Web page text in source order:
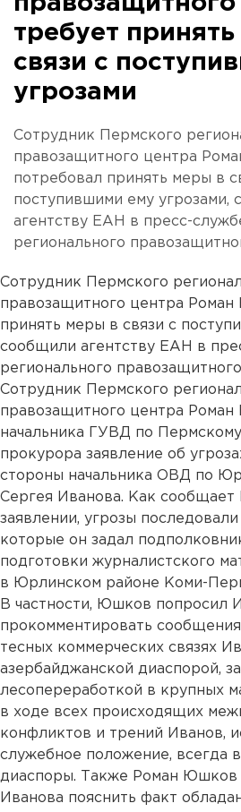
требует
связи с
угрозами
Сотрудник Пермского
правозащитного центра
потребовал принять меры в
поступившими ему угрозами,
агентству ЕАН в пресс-
регионального
Сотрудник Пермского
правозащитного центра
принять меры в связи с
сообщили агентству ЕАН в
регионального
Сотрудник Пермского
правозащитного центра
начальника ГУВД по
прокурора заявление об
стороны начальника ОВД по
Сергея Иванова. Как
заявлении, угрозы
которые он задал
подготовки журналистского
в Юрлинском районе Коми-
В частности, Юшков попросил
прокомментировать
тесных коммерческих связях
азербайджанской диаспорой,
лесопереработкой в крупных
в ходе всех происходящих
конфликтов и трений Иванов,
служебное положение, всегда
диаспоры. Также Роман Юшков
Иванова пояснить факт